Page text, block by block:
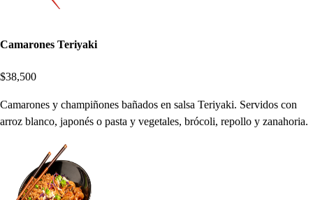
Camarones Teriyaki
$38,500
Camarones y champiñones bañados en salsa Teriyaki. Servidos con
arroz blanco, japonés o pasta y vegetales, brócoli, repollo y zanahoria.